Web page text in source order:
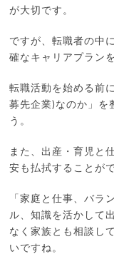
が大切です。
ですが、転職者の中
確なキャリアプラン
転職活動を始める前
募先企業)なのか」を
う。
また、出産・育児と
安も払拭することが
「家庭と仕事、バラ
ル、知識を活かして
なく家族とも相談し
いですね。